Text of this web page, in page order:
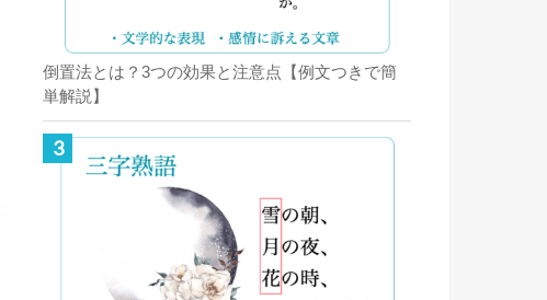
倒置法とは？3つの効果と注意点【例文つきで簡
単解説】